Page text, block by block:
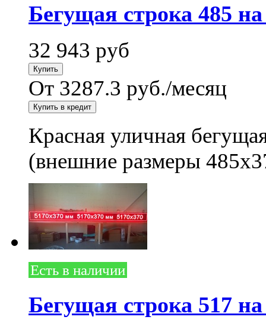
Бегущая строка 485
32 943 руб
От 3287.3 руб./месяц
Красная уличная
(внешние размеры
Есть в наличии
Бегущая строка 517